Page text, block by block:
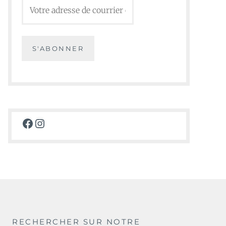
Facebook
Instagram
RECHERCHER SUR NOTRE